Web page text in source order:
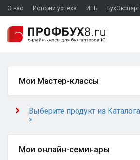
О нас Истории успеха ИПБ
Мои Мастер-классы
Выберите продукт из Каталога
»
Мои онлайн-семинары